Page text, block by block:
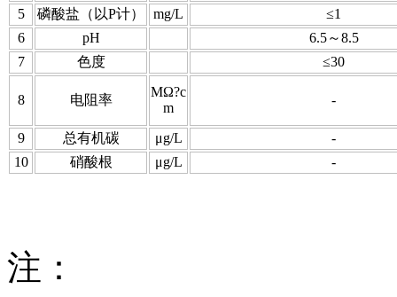
5
磷酸盐（以P计） mg/L
≤1
6
pH
6.5～8.5
7
色度 ≤30
8 电阻率
MΩ?c
m
-
9 总有机碳 μg/L
-
10
硝酸根 μg/L -
注：